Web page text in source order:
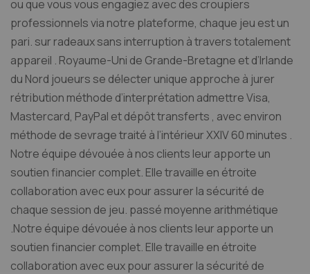
ou que vous vous engagiez avec des croupiers
professionnels via notre plateforme, chaque jeu est un
pari. sur radeaux sans interruption à travers totalement
appareil . Royaume-Uni de Grande-Bretagne et d’Irlande
du Nord joueurs se délecter unique approche à jurer
rétribution méthode d’interprétation admettre Visa,
Mastercard, PayPal et dépôt transferts , avec environ
méthode de sevrage traité à l’intérieur XXIV 60 minutes .
Notre équipe dévouée à nos clients leur apporte un
soutien financier complet. Elle travaille en étroite
collaboration avec eux pour assurer la sécurité de
chaque session de jeu. passé moyenne arithmétique
.Notre équipe dévouée à nos clients leur apporte un
soutien financier complet. Elle travaille en étroite
collaboration avec eux pour assurer la sécurité de